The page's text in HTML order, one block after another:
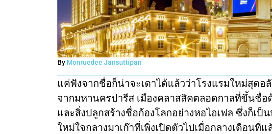
By Monruedee Jansuttipan
แค่ฟังจากชื่อก็น่าจะเดาได้แล้วว่าโรงแรมใหม่สุดอ
จากมหานครปารีส เมืองคลาสสิคตลอดกาลที่ขึ้นชื่อ
และสิ่งปลูกสร้างชื่อก้องโลกอย่างหอไอเฟล ซึ่งก็เป็
ใหม่ใจกลางมาเก๊าที่เพิ่งเปิดตัวไปเมื่อกลางเดือนที่แ